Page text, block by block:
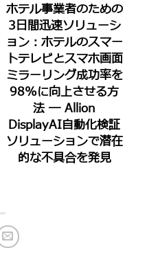
ホテル事業者のための
3日間迅速ソリューシ
ョン：ホテルのスマー
トテレビとスマホ画面
ミラーリング成功率を
98%に向上させる方
法 ― Allion
DisplayAI自動化検証
ソリューションで潜在
的な不具合を発見